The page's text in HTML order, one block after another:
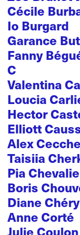
Cécile
Io Burgard
Garance
Fanny
C
Valentina
Loucia
Hector
Elliott
Alex
Taisiia
Pia
Boris
Diane Chéry
Anne Corté
Julie Coulon